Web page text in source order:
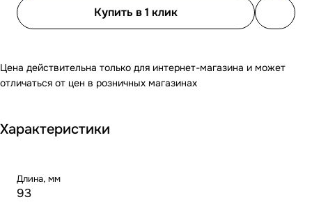
Купить в 1 клик
Цена действительна только для интернет-магазина и может
отличаться от цен в розничных магазинах
Характеристики
Длина, мм
93